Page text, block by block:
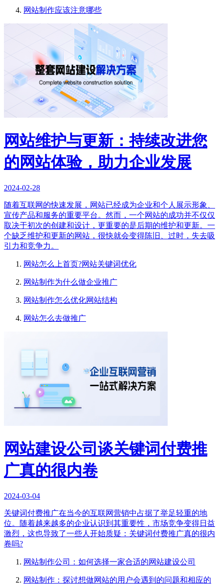
网站制作应该注意哪些
网站维护与更新：持续改进您
的网站体验，助力企业发展
2024-02-28
随着互联网的快速发展，网站已经成为企业和个人展示形象、
宣传产品和服务的重要平台。然而，一个网站的成功并不仅仅
取决于初次的创建和设计，更重要的是后期的维护和更新。一
个缺乏维护和更新的网站，很快就会变得陈旧、过时，失去吸
引力和竞争力。
网站怎么上首页?网站关键词优化
网站制作为什么做企业推广
网站制作怎么优化网站结构
网站怎么去做推广
网站建设公司谈关键词付费推
广真的很内卷
2024-03-04
关键词付费推广在当今的互联网营销中占据了举足轻重的地
位。随着越来越多的企业认识到其重要性，市场竞争变得日益
激烈，这也导致了一些人开始质疑：关键词付费推广真的很内
卷吗?
网站制作公司：如何选择一家合适的网站建设公司
网站制作：探讨想做网站的用户会遇到的问题和相应的